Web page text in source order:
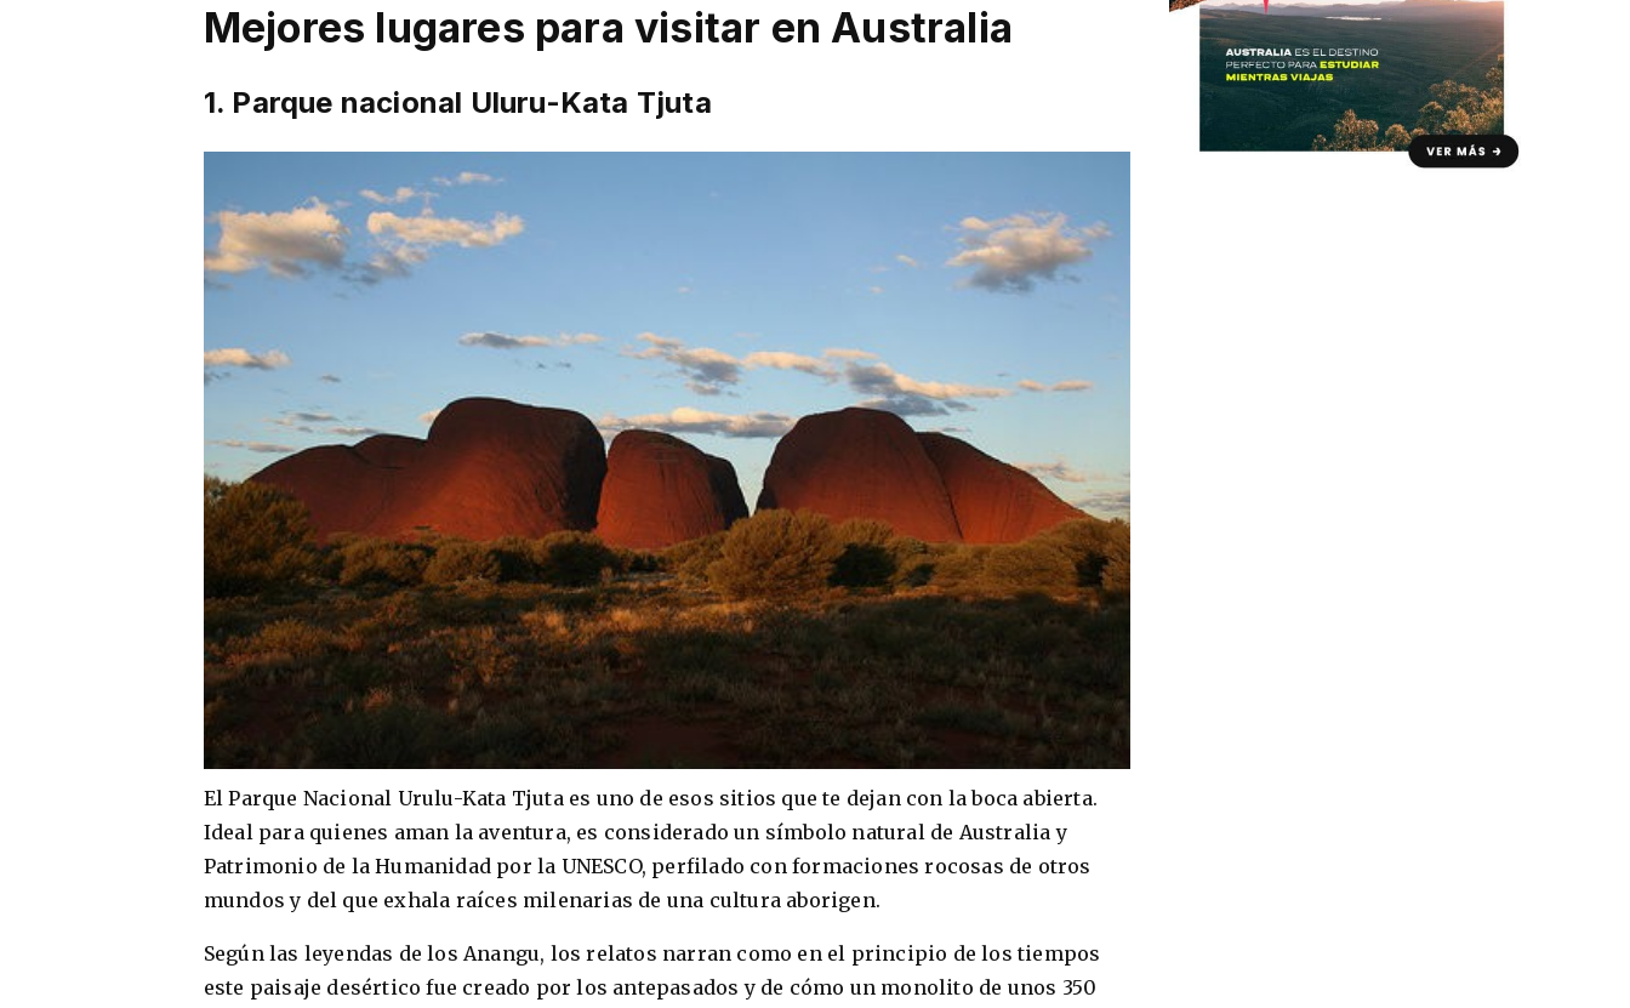
Mejores lugares para visitar en Australia
1. Parque nacional Uluru-Kata Tjuta
El Parque Nacional Urulu-Kata Tjuta es uno de esos sitios que te dejan con la boca abierta.
Ideal para quienes aman la aventura, es considerado un símbolo natural de Australia y
Patrimonio de la Humanidad por la UNESCO, perfilado con formaciones rocosas de otros
mundos y del que exhala raíces milenarias de una cultura aborigen.
Según las leyendas de los Anangu, los relatos narran como en el principio de los tiempos
este paisaje desértico fue creado por los antepasados y de cómo un monolito de unos 350